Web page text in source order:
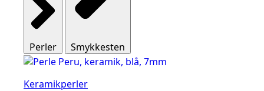
Perler Smykkesten
Keramikperler